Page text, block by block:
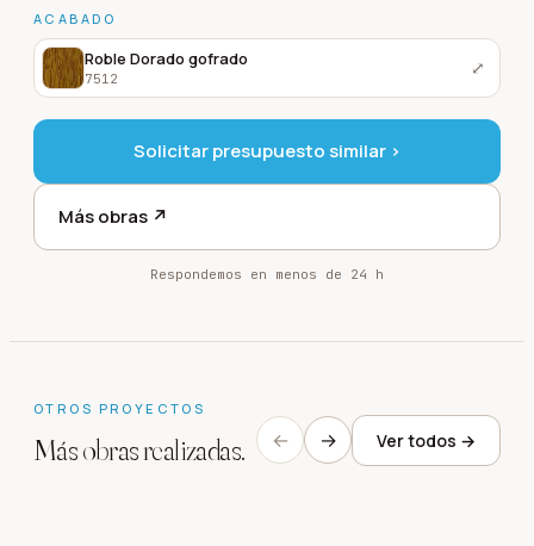
ACABADO
Roble Dorado gofrado
7512 ⤢
Solicitar presupuesto similar ›
Más obras ↗
Respondemos en menos de 24 h
OTROS PROYECTOS
Más obras realizadas. ← → Ver todos →
Villas en Mas Nou Chalet